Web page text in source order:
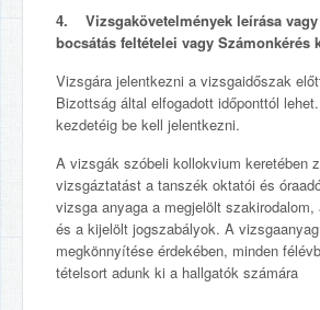
4. Vizsgakövetelmények leírása
bocsátás feltételei vagy Számonkérés
Vizsgára jelentkezni a vizsgaidőszak
Bizottság által elfogadott időponttól
kezdetéig be kell jelentkezni.
A vizsgák szóbeli kollokvium keretében
vizsgáztatást a tanszék oktatói és
vizsga anyaga a megjelölt szakirodalom,
és a kijelölt jogszabályok. A
megkönnyítése érdekében, minden
tételsort adunk ki a hallgatók számára